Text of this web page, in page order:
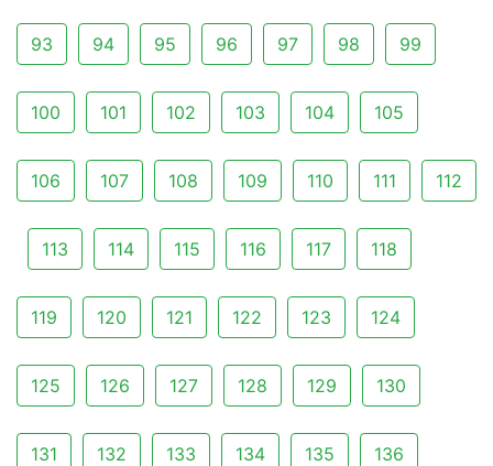
93 94 95 96 97 98 99
100 101 102 103 104 105
106 107 108 109 110 111 112
113 114 115 116 117 118
119 120 121 122 123 124
125 126 127 128 129 130
131 132 133 134 135 136